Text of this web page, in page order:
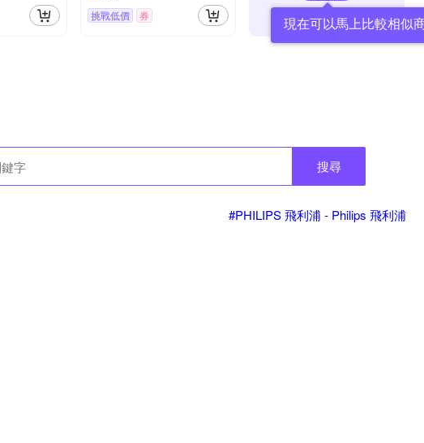
挑戰低價 券 現在可以馬上比較相似
搜尋
#PHILIPS 飛利浦 - Philips 飛利浦